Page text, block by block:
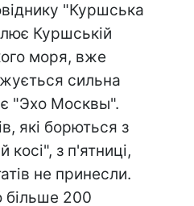
"Куршська
Куршській
моря, вже
сильна
"Эхо Москвы".
які борються з
з п'ятниці,
не принесли.
більше 200